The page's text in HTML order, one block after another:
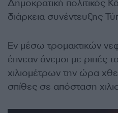
Δημοκρατική πολιτικός
διάρκεια συνέντευξης
Εν μέσω τρομακτικών
έπνεαν άνεμοι με ριπές
χιλιομέτρων την ώρα
σπίθες σε απόσταση